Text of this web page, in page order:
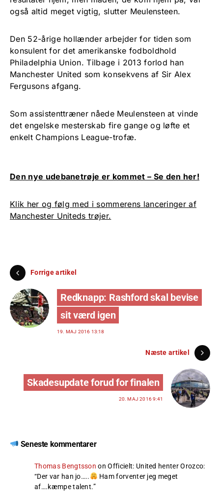
også altid meget vigtig, slutter Meulensteen.
Den 52-årige hollænder arbejder for tiden som
konsulent for det amerikanske fodboldhold
Philadelphia Union. Tilbage i 2013 forlod han
Manchester United som konsekvens af Sir Alex
Fergusons afgang.
Som assistenttræner nåede Meulensteen at vinde
det engelske mesterskab fire gange og løfte et
enkelt Champions League-trofæ.
Den nye udebanetrøje er kommet – Se den her!
Klik her og følg med i sommerens lanceringer af
Manchester Uniteds trøjer.
Forrige artikel
Redknapp: Rashford skal bevise
sit værd igen
19. MAJ 2016 13:18
Næste artikel
Skadesupdate forud for finalen
20. MAJ 2016 9:41
Seneste kommentarer
Thomas Bengtsson onOfficielt: United henter Orozco:
“Der var han jo…..
Ham forventer jeg meget
af….kæmpe talent.”